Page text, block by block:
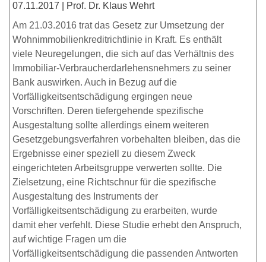
07.11.2017 | Prof. Dr. Klaus Wehrt
Am 21.03.2016 trat das Gesetz zur Umsetzung der
Wohnimmobilienkreditrichtlinie in Kraft. Es enthält
viele Neuregelungen, die sich auf das Verhältnis des
Immobiliar-Verbraucherdarlehensnehmers zu seiner
Bank auswirken. Auch in Bezug auf die
Vorfälligkeitsentschädigung ergingen neue
Vorschriften. Deren tiefergehende spezifische
Ausgestaltung sollte allerdings einem weiteren
Gesetzgebungsverfahren vorbehalten bleiben, das die
Ergebnisse einer speziell zu diesem Zweck
eingerichteten Arbeitsgruppe verwerten sollte. Die
Zielsetzung, eine Richtschnur für die spezifische
Ausgestaltung des Instruments der
Vorfälligkeitsentschädigung zu erarbeiten, wurde
damit eher verfehlt. Diese Studie erhebt den Anspruch,
auf wichtige Fragen um die
Vorfälligkeitsentschädigung die passenden Antworten